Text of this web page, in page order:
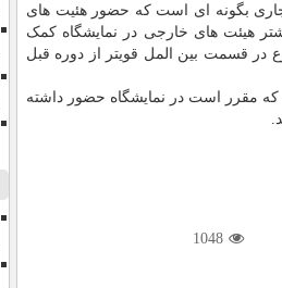
بگونه ای است که حضور هئیت های
هیئت های خارجی در نمایشگاه کمک
در قسمت بین المل قویتر از دوره قبل
که مقرر است در نمایشگاه حضور داشته
1048